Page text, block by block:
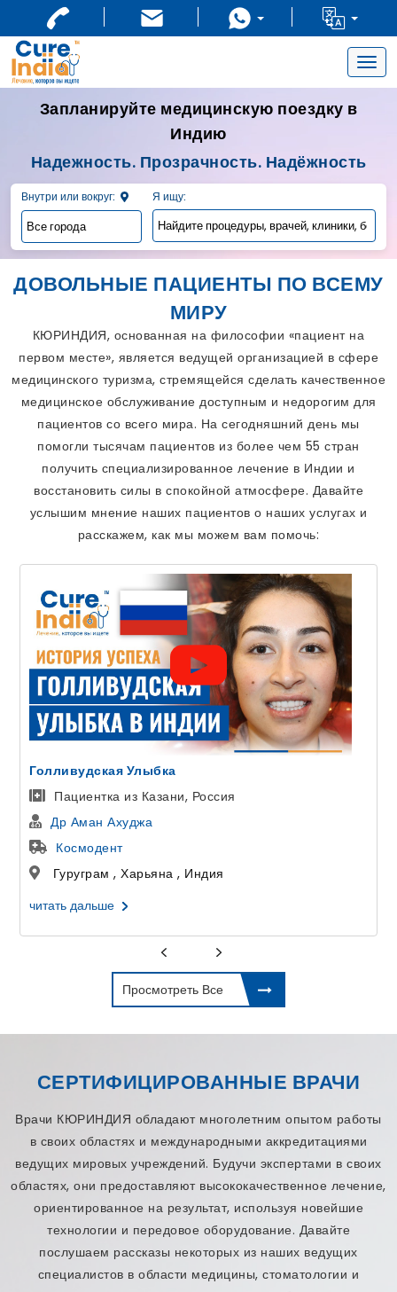
Запланируйте медицинскую поездку в
Индию
Надежность. Прозрачность. Надёжность
Внутри или вокруг: Я ищу:
ДОВОЛЬНЫЕ ПАЦИЕНТЫ ПО ВСЕМУ
МИРУ
КЮРИНДИЯ, основанная на философии «пациент на
первом месте», является ведущей организацией в сфере
медицинского туризма, стремящейся сделать качественное
медицинское обслуживание доступным и недорогим для
пациентов со всего мира. На сегодняшний день мы
помогли тысячам пациентов из более чем 55 стран
получить специализированное лечение в Индии и
восстановить силы в спокойной атмосфере. Давайте
услышим мнение наших пациентов о наших услугах и
расскажем, как мы можем вам помочь:
Голливудская Улыбка
Пациентка из Казани, Россия
Др Аман Ахуджа
Космодент
Гуруграм , Харьяна , Индия
читать дальше
Просмотреть Все
СЕРТИФИЦИРОВАННЫЕ ВРАЧИ
Врачи КЮРИНДИЯ обладают многолетним опытом работы
в своих областях и международными аккредитациями
ведущих мировых учреждений. Будучи экспертами в своих
областях, они предоставляют высококачественное лечение,
ориентированное на результат, используя новейшие
технологии и передовое оборудование. Давайте
послушаем рассказы некоторых из наших ведущих
специалистов в области медицины, стоматологии и